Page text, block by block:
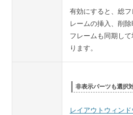
有効にすると、総
レームの挿入、削
フレームも同期し
ります。
非表示パーツも選択
レイアウトウィンド